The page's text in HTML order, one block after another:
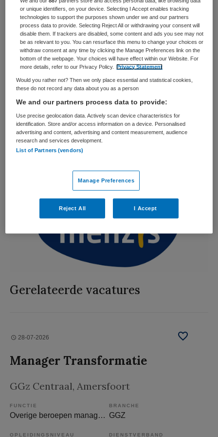
BRANCHE
Medisch commercieel
AANSTELLING
Tijdelijk met uitzicht op vast
PLAATSINGSDATUM
30 april 2026
NIVEAU
WO
Ervaren Fulltime
Vacature niet beschikbaar
Deze vacature Manager Landelijke MSZ en Farmacie bij
Menzis is niet meer actueel. Hieronder staan enkele
Gerelateerde vacatures
28-07-2026
Manager Transformatie
GGz Centraal, Amersfoort
FUNCTIE
Overige beroepen management
BRANCHE
GGZ
OPLEIDINGSNIVEAU DIENSTVERBAND
or unique identifiers, on your device. Selecting I Accept enables tracking
technologies to support the purposes shown under we and our partners
process data to provide. Selecting Reject All or withdrawing your consent will
disable them. If trackers are disabled, some content and ads you see may not
be as relevant to you. You can resurface this menu to change your choices or
withdraw consent at any time by clicking the Manage Preferences link on the
bottom of the webpage. Your choices will have effect within our Website. For
more details, refer to our Privacy Policy.
Privacy Statement
Would you rather not? Then we only place essential and statistical cookies,
these do not record any data about you as a person
We and our partners process data to provide:
Use precise geolocation data. Actively scan device characteristics for
identification. Store and/or access information on a device. Personalised
advertising and content, advertising and content measurement, audience
research and services development.
List of Partners (vendors)
Manage Preferences
Reject All I Accept